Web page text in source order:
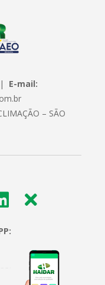
E-mail:
– SÃO